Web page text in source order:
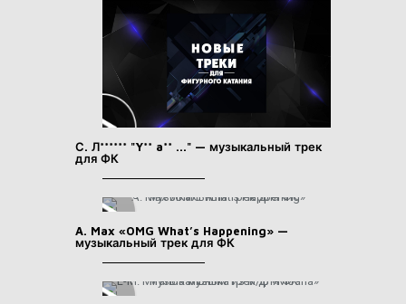
С. Л****** "Y** a** ..." — музыкальный трек
для ФК
A. Max «OMG What’s Happening» —
музыкальный трек для ФК